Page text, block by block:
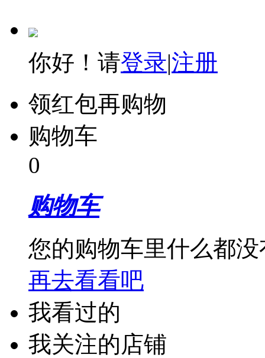
你好！请登录|注册
领红包再购物
购物车
0
购物车
您的购物车里什么都没
再去看看吧
我看过的
我关注的店铺